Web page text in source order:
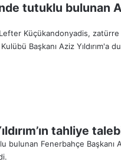
tutuklu bulunan
Küçükandonyadis, zatürre
Başkanı Aziz Yıldırım'a
tahliye
bulunan Fenerbahçe Başkanı